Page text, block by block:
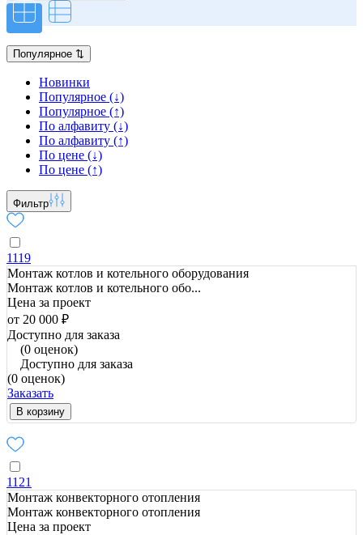
Популярное ⇅
Новинки
Популярное (↓)
Популярное (↑)
По алфавиту (↓)
По алфавиту (↑)
По цене (↓)
По цене (↑)
Фильтр
1119
Монтаж котлов и котельного оборудования
Монтаж котлов и котельного обо...
Цена за проект
от 20 000 ₽
Доступно для заказа
(0 оценок)
Доступно для заказа
(0 оценок)
Заказать
В корзину
1121
Монтаж конвекторного отопления
Монтаж конвекторного отопления
Цена за проект